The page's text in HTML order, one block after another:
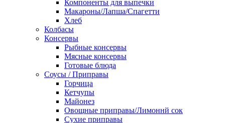
Компоненты для выпечки
Макароны/Лапша/Спагетти
Хлеб
Колбасы
Консервы
Рыбные консервы
Мясные консервы
Готовые блюда
Соусы / Приправы
Горчица
Кетчупы
Майонез
Овощные приправы/Лимоннй сок
Сухие приправы